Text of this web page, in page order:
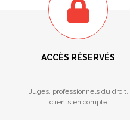
ACCÈS RÉSERVÉS
Juges, professionnels du droit,
clients en compte